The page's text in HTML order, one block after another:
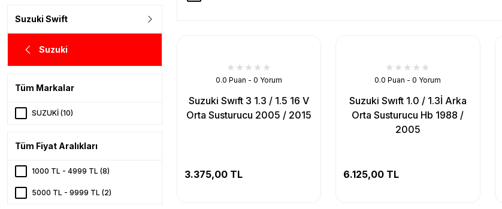
Suzuki Swift
Suzuki
Tüm Markalar
SUZUKİ (10)
Tüm Fiyat Aralıkları
1000 TL - 4999 TL (8)
5000 TL - 9999 TL (2)
0.0 Puan - 0 Yorum
Suzuki Swıft 3 1.3 / 1.5 16 V
Orta Susturucu 2005 / 2015
3.375,00 TL
0.0 Puan - 0 Yorum
Suzuki Swıft 1.0 / 1.3İ Arka
Orta Susturucu Hb 1988 /
2005
6.125,00 TL